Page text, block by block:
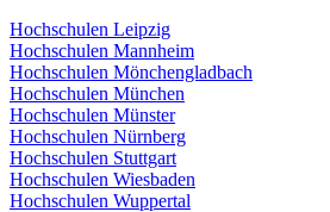
Hochschulen Leipzig
Hochschulen Mannheim
Hochschulen Mönchengladbach
Hochschulen München
Hochschulen Münster
Hochschulen Nürnberg
Hochschulen Stuttgart
Hochschulen Wiesbaden
Hochschulen Wuppertal